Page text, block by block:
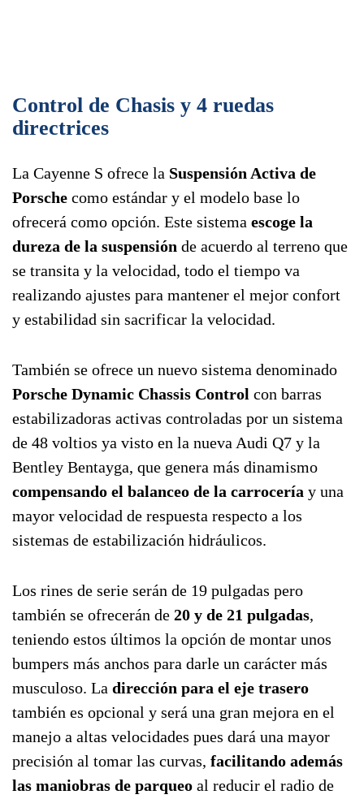
Control de Chasis y 4 ruedas
directrices
La Cayenne S ofrece la Suspensión Activa de
Porsche como estándar y el modelo base lo
ofrecerá como opción. Este sistema escoge la
dureza de la suspensión de acuerdo al terreno que
se transita y la velocidad, todo el tiempo va
realizando ajustes para mantener el mejor confort
y estabilidad sin sacrificar la velocidad.
También se ofrece un nuevo sistema denominado
Porsche Dynamic Chassis Control con barras
estabilizadoras activas controladas por un sistema
de 48 voltios ya visto en la nueva Audi Q7 y la
Bentley Bentayga, que genera más dinamismo
compensando el balanceo de la carrocería y una
mayor velocidad de respuesta respecto a los
sistemas de estabilización hidráulicos.
Los rines de serie serán de 19 pulgadas pero
también se ofrecerán de 20 y de 21 pulgadas,
teniendo estos últimos la opción de montar unos
bumpers más anchos para darle un carácter más
musculoso. La dirección para el eje trasero
también es opcional y será una gran mejora en el
manejo a altas velocidades pues dará una mayor
precisión al tomar las curvas, facilitando además
las maniobras de parqueo al reducir el radio de